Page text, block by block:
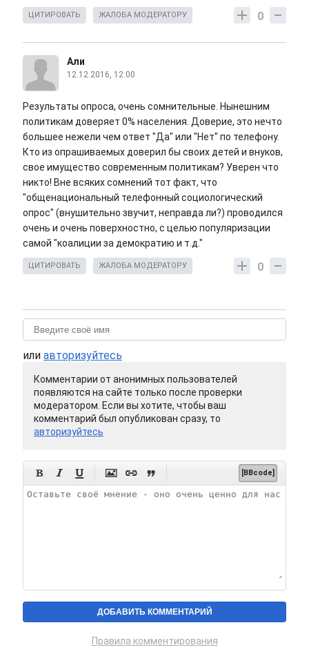
0
ЦИТИРОВАТЬ ЖАЛОБА МОДЕРАТОРУ
Али
12.12.2016, 12:00
Результаты опроса, очень сомнительные. Нынешним
политикам доверяет 0% населения. Доверие, это нечто
большее нежели чем ответ "Да" или "Нет" по телефону.
Кто из опрашиваемых доверил бы своих детей и внуков,
свое имущество современным политикам? Уверен что
никто! Вне всяких сомнений тот факт, что
"общенациональный телефонный социологический
опрос" (внушительно звучит, неправда ли?) проводился
очень и очень поверхностно, с целью популяризации
самой "коалиции за демократию и т.д."
0
ЦИТИРОВАТЬ ЖАЛОБА МОДЕРАТОРУ
или авторизуйтесь
Комментарии от анонимных пользователей
появляются на сайте только после проверки
модератором. Если вы хотите, чтобы ваш
комментарий был опубликован сразу, то
авторизуйтесь
      [BBcode]
Правила комментирования